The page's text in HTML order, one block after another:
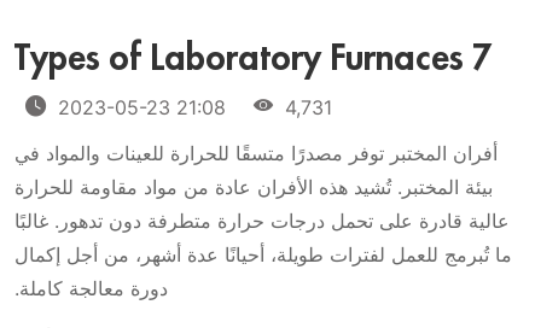
7 Types of Laboratory Furnaces
2023-05-23 21:08
4,731
أفران المختبر توفر مصدرًا متسقًا للحرارة للعينات والمواد في
بيئة المختبر. تُشيد هذه الأفران عادة من مواد مقاومة للحرارة
عالية قادرة على تحمل درجات حرارة متطرفة دون تدهور. غالبًا
ما تُبرمج للعمل لفترات طويلة، أحيانًا عدة أشهر، من أجل إكمال
دورة معالجة كاملة.